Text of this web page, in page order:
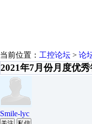
当前位置： 工控论坛 > 论
2021年7月份月度优
Smile-lyc